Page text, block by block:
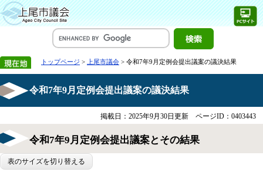
トップページ > 上尾市議会 > 令和7年9月定例会提出議案の議決結果
令和7年9月定例会提出議案の議決結果
掲載日：2025年9月30日更新 ページID：0403443
令和7年9月定例会提出議案とその結果
表のサイズを切り替える